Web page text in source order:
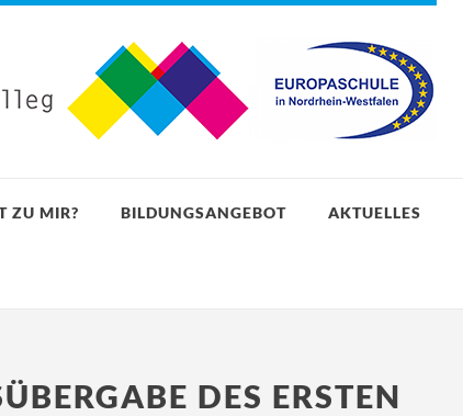
ZU MIR? BILDUNGSANGEBOT AKTUELLES
DES ERSTEN